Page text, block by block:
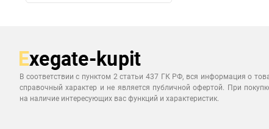
В соответствии с пунктом 2 статьи 437 ГК РФ, вся информация о
справочный характер и не является публичной офертой. При
на наличие интересующих вас функций и характеристик.